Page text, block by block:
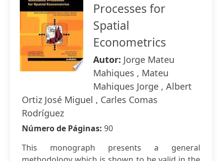
Processes for
Spatial
Econometrics
Autor: Jorge Mateu
Mahiques , Mateu
Mahiques Jorge , Albert
Ortiz José Miguel , Carles Comas
Rodríguez
Número de Páginas: 90
This monograph presents a general